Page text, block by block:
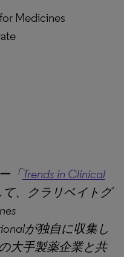
Medicines
「Trends in Clinical
て、クラリベイトグ
が独自に収集し
大手製薬企業と共